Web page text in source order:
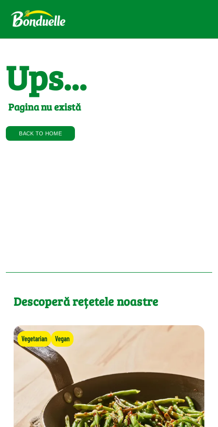
Ups...
Pagina nu există
BACK TO HOME
Descoperă rețetele noastre
Vegetarian Vegan